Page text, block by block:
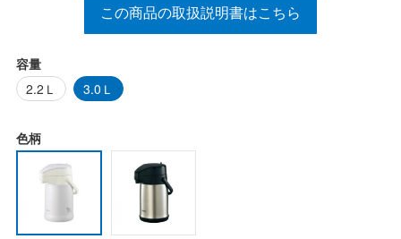
この商品の取扱説明書はこちら
容量
2.2Ｌ
3.0Ｌ
色柄